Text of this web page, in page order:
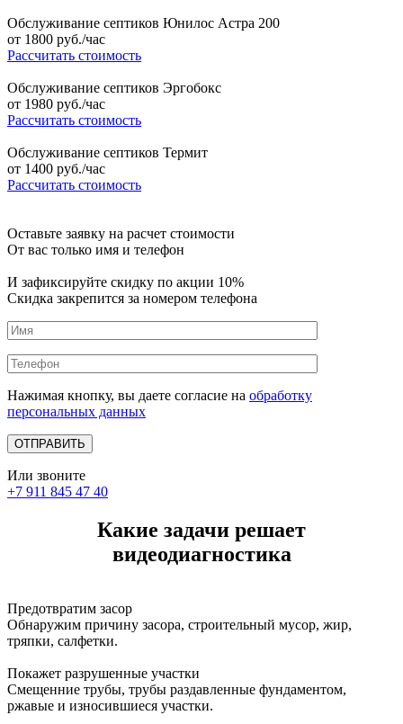
Обслуживание септиков Юнилос Астра 200
от 1800 руб./час
Рассчитать стоимость
Обслуживание септиков Эргобокс
от 1980 руб./час
Рассчитать стоимость
Обслуживание септиков Термит
от 1400 руб./час
Рассчитать стоимость
Оставьте заявку на расчет стоимости
От вас только имя и телефон
И зафиксируйте скидку по акции 10%
Скидка закрепится за номером телефона
Нажимая кнопку, вы даете согласие на обработку
персональных данных
Или звоните
+7 911 845 47 40
Какие задачи решает
видеодиагностика
Предотвратим засор
Обнаружим причину засора, cтроительный мусор, жир,
тряпки, салфетки.
Покажет разрушенные участки
Смещенние трубы, трубы раздавленные фундаментом,
ржавые и износившиеся участки.